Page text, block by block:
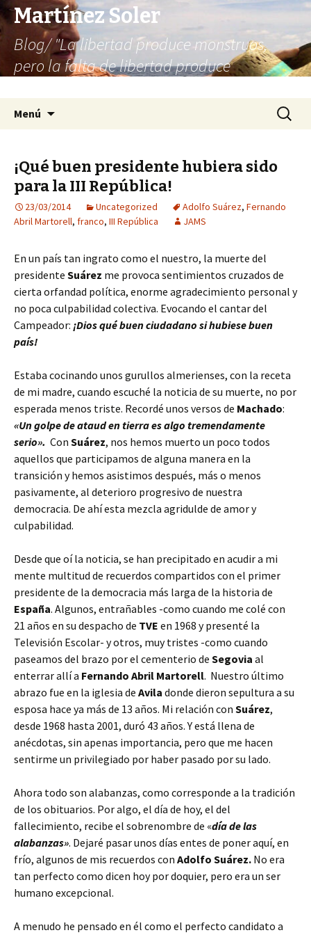
Martínez Soler
Blog/ "La libertad produce monstruos,
pero la falta de libertad produce
Menú Buscar:
¡Qué buen presidente hubiera sido
para la III República!
23/03/2014 Uncategorized Adolfo Suárez, Fernando
Abril Martorell, franco, III República JAMS
En un país tan ingrato como el nuestro, la muerte del
presidente Suárez me provoca sentimientos cruzados de
cierta orfandad política, enorme agradecimiento personal y
no poca culpabilidad colectiva. Evocando el cantar del
Campeador: ¡Dios qué buen ciudadano si hubiese buen
país!
Estaba cocinando unos gurullos almerienses, con la receta
de mi madre, cuando escuché la noticia de su muerte, no por
esperada menos triste. Recordé unos versos de Machado:
«Un golpe de ataud en tierra es algo tremendamente
serio». Con Suárez, nos hemos muerto un poco todos
aquellos que participamos de alguna manera en la
transición y hemos asistimos después, más o menos
pasivamente, al deterioro progresivo de nuestra
democracia. De ahí esta mezcla agridulde de amor y
culpabilidad.
Desde que oí la noticia, se han precipitado en acudir a mi
mente multitud de recuerdos compartidos con el primer
presidente de la democracia más larga de la historia de
España. Algunos, entrañables -como cuando me colé con
21 años en su despacho de TVE en 1968 y presenté la
Televisión Escolar- y otros, muy tristes -como cuando
paseamos del brazo por el cementerio de Segovia al
enterrar allí a Fernando Abril Martorell. Nuestro último
abrazo fue en la iglesia de Avila donde dieron sepultura a su
esposa hace ya más de 13 años. Mi relación con Suárez,
desde 1968 hasta 2001, duró 43 años. Y está llena de
anécdotas, sin apenas importancia, pero que me hacen
sentirme un privilegiado por haber pasado por su lado.
Ahora todo son alabanzas, como corresponde a la tradición
de los obituarios. Por algo, el día de hoy, el del
fallecimiento, recibe el sobrenombre de «día de las
alabanzas». Dejaré pasar unos días entes de poner aquí, en
frío, algunos de mis recuerdos con Adolfo Suárez. No era
tan perfecto como dicen hoy por doquier, pero era un ser
humano excepcional.
A menudo he pensado en él como el perfecto candidato a